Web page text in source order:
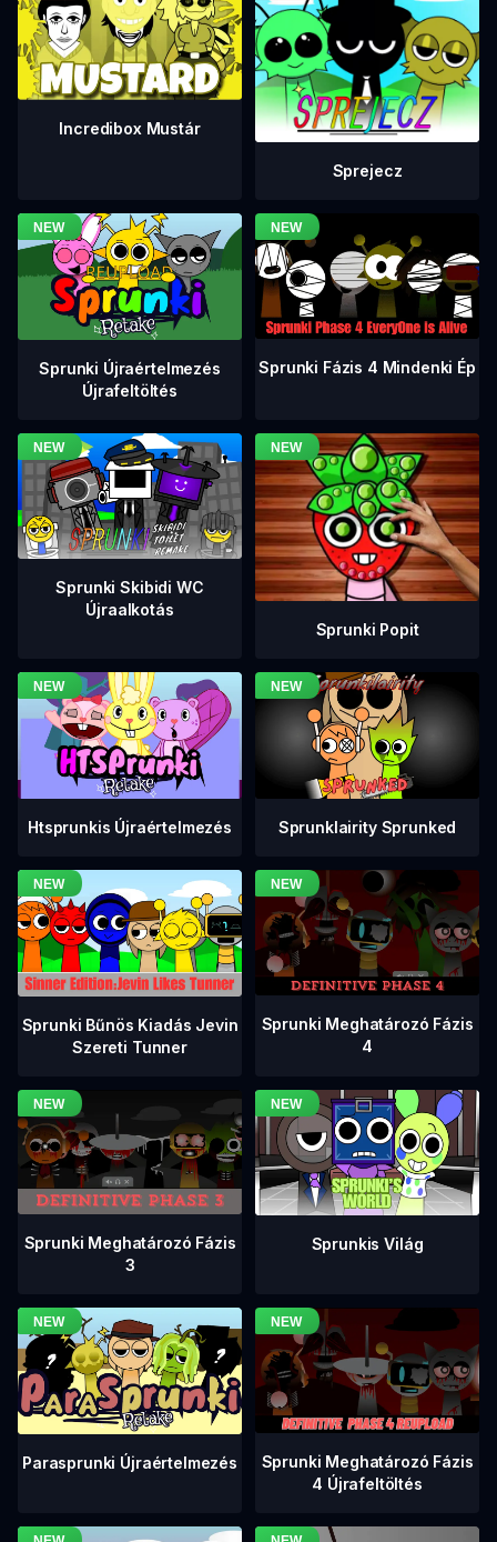
Incredibox Mustár
Sprejecz
Sprunki Újraértelmezés
Újrafeltöltés
Sprunki Fázis 4 Mindenki Ép
Sprunki Skibidi WC
Újraalkotás
Sprunki Popit
Htsprunkis Újraértelmezés Sprunklairity Sprunked
Sprunki Bűnös Kiadás Jevin
Szereti Tunner
Sprunki Meghatározó Fázis
4
Sprunki Meghatározó Fázis
3
Sprunkis Világ
Parasprunki Újraértelmezés
Sprunki Meghatározó Fázis
4 Újrafeltöltés